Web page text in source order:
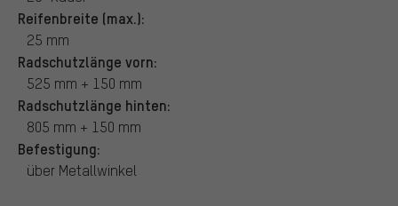
Reifenbreite (max.):
25 mm
Radschutzlänge vorn:
525 mm + 150 mm
Radschutzlänge hinten:
805 mm + 150 mm
Befestigung:
über Metallwinkel